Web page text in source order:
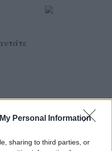
Personal Information
sharing to third parties, or
να